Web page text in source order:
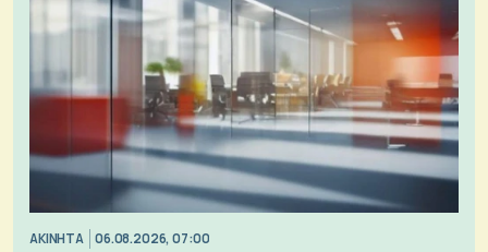
ΑΚΙΝΗΤΑ 06.08.2026, 07:00